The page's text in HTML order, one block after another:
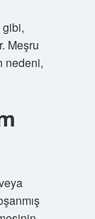
Meşru
nedeni,